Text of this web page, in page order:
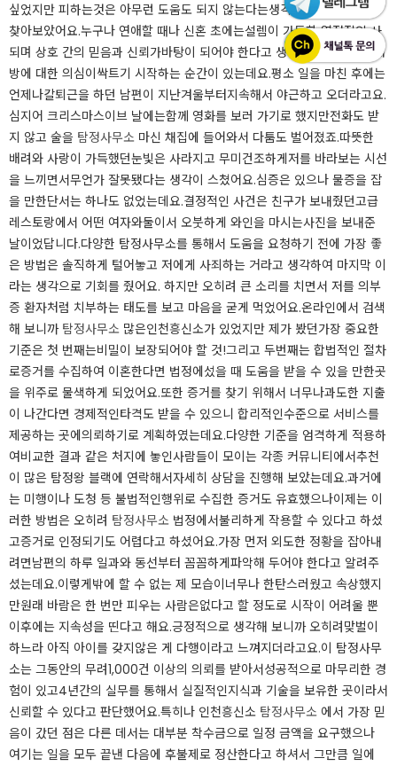
싶었지만 피하는것은 아무런 도움도 되지 않는다는생각에 인천흥신소를
찾아보았어요.​누구나 연애할 때나 신혼 초에는설렘이 가득한 열정적인 사
되며 상호 간의 믿음과 신뢰가바탕이 되어야 한다고 생각해요.하지만 상대
방에 대한 의심이싹트기 시작하는 순간이 있는데요.​평소 일을 마친 후에는
언제나칼퇴근을 하던 남편이 지난겨울부터지속해서 야근하고 오더라고요.
심지어 크리스마스이브 날에는함께 영화를 보러 가기로 했지만전화도 받
지 않고 술을 탐정사무소 마신 채집에 들어와서 다툼도 벌어졌죠.​따뜻한
배려와 사랑이 가득했던눈빛은 사라지고 무미건조하게저를 바라보는 시선
을 느끼면서무언가 잘못됐다는 생각이 스쳤어요.심증은 있으나 물증을 잡
을 만한단서는 하나도 없었는데요.결정적인 사건은 친구가 보내줬던고급
레스토랑에서 어떤 여자와둘이서 오붓하게 와인을 마시는사진을 보내준
날이었답니다.​​다양한 탐정사무소를 통해서 도움을 요청하기 전에 가장 좋
은 방법은 솔직하게 털어놓고 저에게 사죄하는 거라고 생각하여 마지막 이
라는 생각으로 기회를 줬어요. 하지만 오히려 큰 소리를 치면서 저를 의부
증 환자처럼 치부하는 태도를 보고 마음을 굳게 먹었어요.온라인에서 검색
해 보니까 탐정사무소 많은인천흥신소가 있었지만 제가 봤던가장 중요한
기준은 첫 번째는비밀이 보장되어야 할 것!그리고 두번째는 합법적인 절차
로증거를 수집하여 이혼한다면 법정에섰을 때 도움을 받을 수 있을 만한곳
을 위주로 물색하게 되었어요.또한 증거를 찾기 위해서 너무나과도한 지출
이 나간다면 경제적인타격도 받을 수 있으니 합리적인수준으로 서비스를
제공하는 곳에의뢰하기로 계획하였는데요.다양한 기준을 엄격하게 적용하
여비교한 결과 같은 처지에 놓인사람들이 모이는 각종 커뮤니티에서추천
이 많은 탐정왕 블랙에 연락해서자세히 상담을 진행해 보았는데요.과거에
는 미행이나 도청 등 불법적인행위로 수집한 증거도 유효했으나이제는 이
러한 방법은 오히려 탐정사무소 법정에서불리하게 작용할 수 있다고 하셨
고증거로 인정되기도 어렵다고 하셨어요.가장 먼저 외도한 정황을 잡아내
려면남편의 하루 일과와 동선부터 꼼꼼하게파악해 두어야 한다고 알려주
셨는데요.이렇게밖에 할 수 없는 제 모습이너무나 한탄스러웠고 속상했지
만원래 바람은 한 번만 피우는 사람은없다고 할 정도로 시작이 어려울 뿐
이후에는 지속성을 띤다고 해요.긍정적으로 생각해 보니까 오히려맞벌이
하느라 아직 아이를 갖지않은 게 다행이라고 느껴지더라고요.이 탐정사무
소는 그동안의 무려1,000건 이상의 의뢰를 받아서성공적으로 마무리한 경
험이 있고4년간의 실무를 통해서 실질적인지식과 기술을 보유한 곳이라서
신뢰할 수 있다고 판단했어요.특히나 인천흥신소 탐정사무소 에서 가장 믿
음이 갔던 점은 다른 데서는 대부분 착수금으로 일정 금액을 요구했으나
여기는 일을 모두 끝낸 다음에 후불제로 정산한다고 하셔서 그만큼 일에